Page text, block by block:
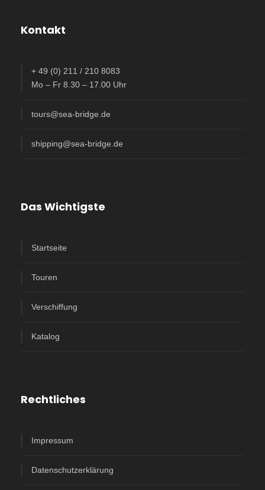
Kontakt
+ 49 (0) 211 / 210 8083
Mo – Fr 8.30 – 17.00 Uhr
tours@sea-bridge.de
shipping@sea-bridge.de
Das Wichtigste
Startseite
Touren
Verschiffung
Katalog
Rechtliches
Impressum
Datenschutzerklärung